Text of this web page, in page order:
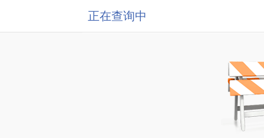
正在查询中